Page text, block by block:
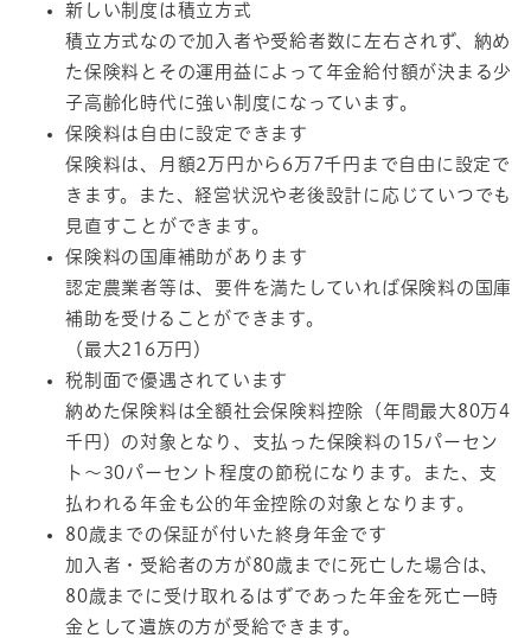
新しい制度は積立方式
積立方式なので加入者や受給者数に左右されず、納め
た保険料とその運用益によって年金給付額が決まる少
子高齢化時代に強い制度になっています。
保険料は自由に設定できます
保険料は、月額2万円から6万7千円まで自由に設定で
きます。また、経営状況や老後設計に応じていつでも
見直すことができます。
保険料の国庫補助があります
認定農業者等は、要件を満たしていれば保険料の国庫
補助を受けることができます。
（最大216万円）
税制面で優遇されています
納めた保険料は全額社会保険料控除（年間最大80万4
千円）の対象となり、支払った保険料の15パーセン
ト～30パーセント程度の節税になります。また、支
払われる年金も公的年金控除の対象となります。
80歳までの保証が付いた終身年金です
加入者・受給者の方が80歳までに死亡した場合は、
80歳までに受け取れるはずであった年金を死亡一時
金として遺族の方が受給できます。